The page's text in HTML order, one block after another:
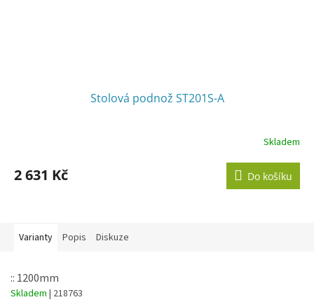
Stolová podnož ST201S-A
Skladem
2 631 Kč Do košíku
Varianty Popis Diskuze
:: 1200mm
Skladem | 218763